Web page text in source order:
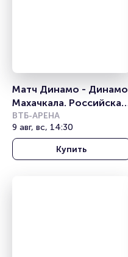
Матч Динамо - Динамо
Махачкала. Российская
Премьер Лига
ВТБ-АРЕНА
9 авг, вс, 14:30
Купить